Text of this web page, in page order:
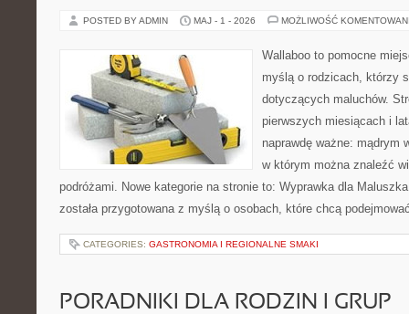
POSTED BY ADMIN MAJ - 1 - 2026 MOŻLIWOŚĆ
Wallaboo to pomocne
myślą o rodzicach, którzy
dotyczących maluchów.
pierwszych miesiącach i
naprawdę ważne: mądrym
w którym można znaleźć
podróżami. Nowe kategorie na stronie to: Wyprawka dla
została przygotowana z myślą o osobach, które chcą
CATEGORIES: GASTRONOMIA I REGIONALNE SMAKI
PORADNIKI DLA RODZIN I GRUP